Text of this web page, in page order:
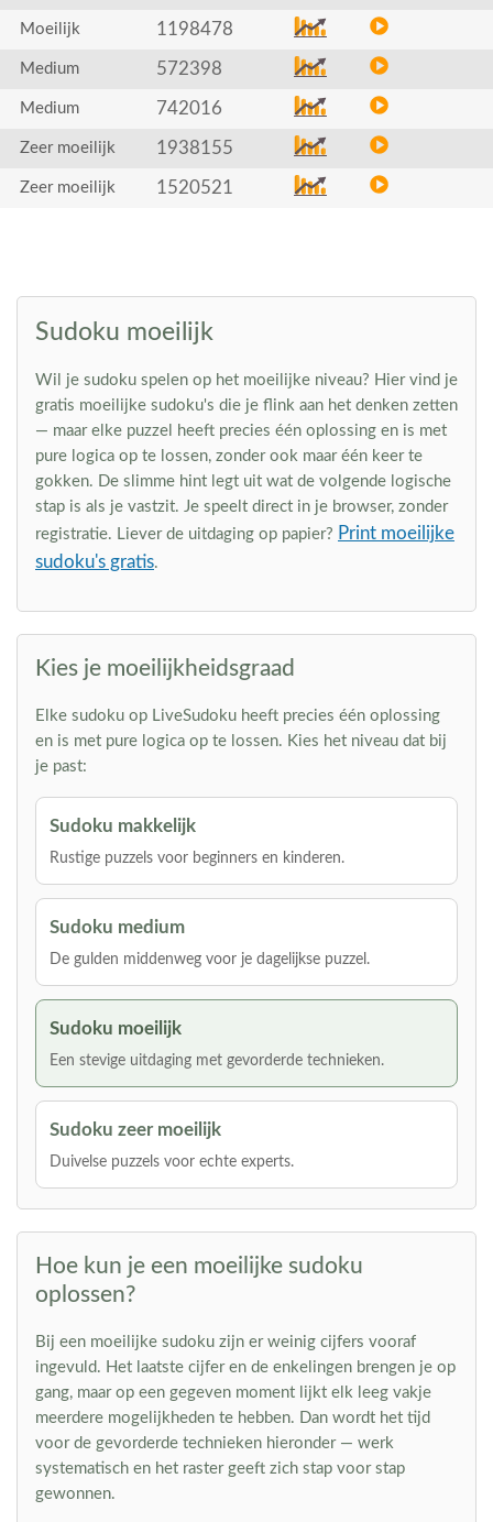
Moeilijk 1198478
Medium 572398
Medium 742016
Zeer moeilijk 1938155
Zeer moeilijk 1520521
Sudoku moeilijk
Wil je sudoku spelen op het moeilijke niveau? Hier vind je
gratis moeilijke sudoku's die je flink aan het denken zetten
— maar elke puzzel heeft precies één oplossing en is met
pure logica op te lossen, zonder ook maar één keer te
gokken. De slimme hint legt uit wat de volgende logische
stap is als je vastzit. Je speelt direct in je browser, zonder
registratie. Liever de uitdaging op papier? Print moeilijke
sudoku's gratis.
Kies je moeilijkheidsgraad
Elke sudoku op LiveSudoku heeft precies één oplossing
en is met pure logica op te lossen. Kies het niveau dat bij
je past:
Sudoku makkelijk
Rustige puzzels voor beginners en kinderen.
Sudoku medium
De gulden middenweg voor je dagelijkse puzzel.
Sudoku moeilijk
Een stevige uitdaging met gevorderde technieken.
Sudoku zeer moeilijk
Duivelse puzzels voor echte experts.
Hoe kun je een moeilijke sudoku
oplossen?
Bij een moeilijke sudoku zijn er weinig cijfers vooraf
ingevuld. Het laatste cijfer en de enkelingen brengen je op
gang, maar op een gegeven moment lijkt elk leeg vakje
meerdere mogelijkheden te hebben. Dan wordt het tijd
voor de gevorderde technieken hieronder — werk
systematisch en het raster geeft zich stap voor stap
gewonnen.